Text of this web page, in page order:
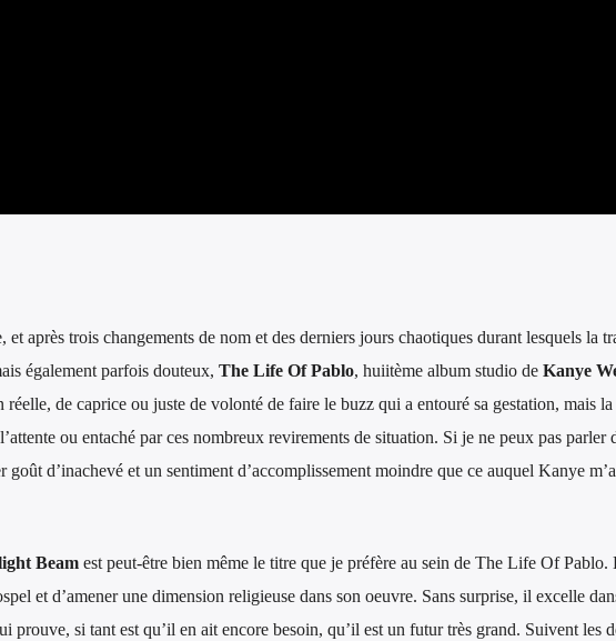
et après trois changements de nom et des derniers jours chaotiques durant lesquels la
également parfois douteux, The Life Of Pablo, huiitème album studio de Kanye
réelle, de caprice ou juste de volonté de faire le buzz qui a entouré sa gestation, mais
ou entaché par ces nombreux revirements de situation. Si je ne peux pas parler
d’inachevé et un sentiment d’accomplissement moindre que ce auquel Kanye
Beam est peut-être bien même le titre que je préfère au sein de The Life Of Pablo.
et d’amener une dimension religieuse dans son oeuvre. Sans surprise, il excelle
prouve, si tant est qu’il en ait encore besoin, qu’il est un futur très grand. Suivent les